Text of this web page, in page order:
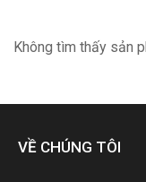
Không tìm thấy sản
VỀ CHÚNG TÔI